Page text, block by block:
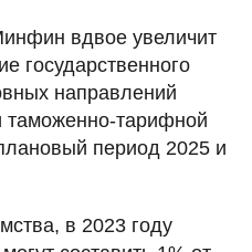
вдвое увеличит
государственного
направлений
таможенно-тарифной
период 2025 и
в 2023 году